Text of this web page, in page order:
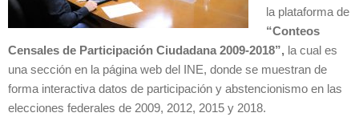
la plataforma de
“Conteos
Censales de Participación Ciudadana 2009-2018”, la cual es
una sección en la página web del INE, donde se muestran de
forma interactiva datos de participación y abstencionismo en las
elecciones federales de 2009, 2012, 2015 y 2018.